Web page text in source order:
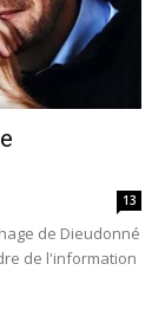
13
de Dieudonné
de l'information